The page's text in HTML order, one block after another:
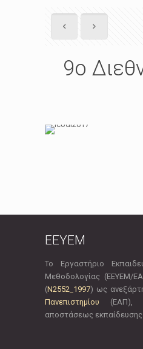
9ο
EEYEM
Το Εργαστήριο
Μεθοδολογίας (ΕΕΥΕΜ/
(Ν2552_1997) ως
Πανεπιστημίου (ΕΑΠ),
αποστάσεως